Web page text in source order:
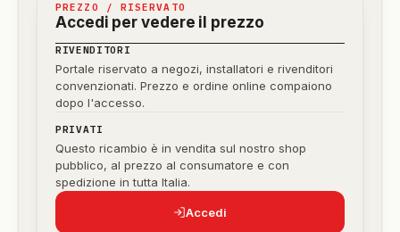
PREZZO / RISERVATO
Accedi per vedere il prezzo
RIVENDITORI
Portale riservato a negozi, installatori e rivenditori
convenzionati. Prezzo e ordine online compaiono
dopo l'accesso.
PRIVATI
Questo ricambio è in vendita sul nostro shop
pubblico, al prezzo al consumatore e con
spedizione in tutta Italia.
Accedi